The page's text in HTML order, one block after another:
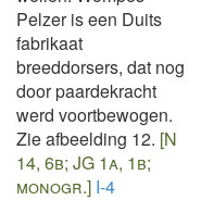
Pelzer is een Duits
fabrikaat
breeddorsers, dat nog
door paardekracht
werd voortbewogen.
Zie afbeelding 12. [N
14, 6b; JG 1a, 1b;
monogr.] I-4